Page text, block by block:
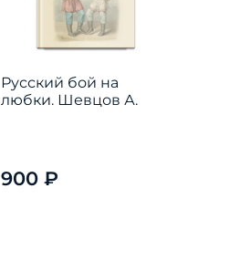
Русский бой на
любки. Шевцов А.
900 ₽